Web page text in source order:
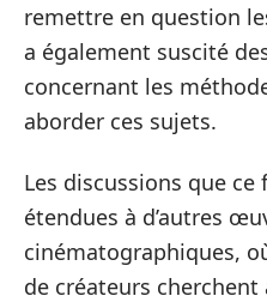
remettre en question
a également suscité
concernant les
aborder ces sujets.
Les discussions que
étendues à d’autres
cinématographiques,
de créateurs